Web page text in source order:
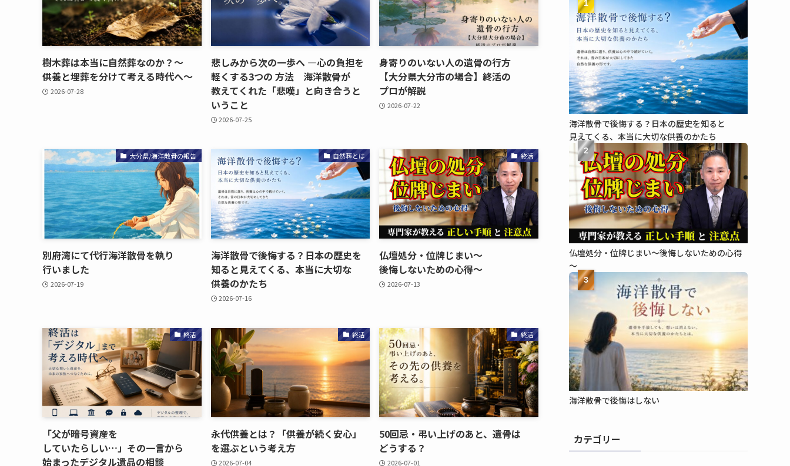
樹木葬は​本当に​自然葬なのか？​～
供養と​埋葬を​分けて​考える​時代へ​～
2026-07-28
悲しみから​次の​一歩へ​ ―心の​負担を​
軽く​する​3つの​ 方​法 海洋散骨が​
教えてくれた​「悲嘆」と​向き合うと​
いう​こと
2026-07-25
身寄りのいない​人の​遺骨の​行方​
【大分県大分市の​場合】終活の​
プロが​解説
2026-07-22
大分県/海洋散骨の報告
別府湾にて代行海洋散骨を​執り​
行いました
2026-07-19
自然葬とは
海洋散骨で​後悔する？​日本の​歴史を​
知ると​見えてくる、​本当に​大切な​
供養のかたち
2026-07-16
終活
仏壇処分・位牌じまい​～
後悔しないための​心得～
2026-07-13
終活
「父が​暗号資産を​
していたらしい…」​その​一言から​
始まった​デジタル遺品の​相談
終活
永代供養とは？​「供養が​続く​安心」
を​選ぶと​いう​考え方
2026-07-04
終活
50回忌・弔い​上げの​あと、​遺骨は​
どうする？
2026-07-01
1
海洋散骨で​後悔する？​日本の​歴史を​知ると​
見えてくる、​本当に​大切な​供養のかたち
2
仏壇処分・位牌じまい​～後悔しないための​心得
～
3
海洋散骨で​後悔は​しない
カテゴリー